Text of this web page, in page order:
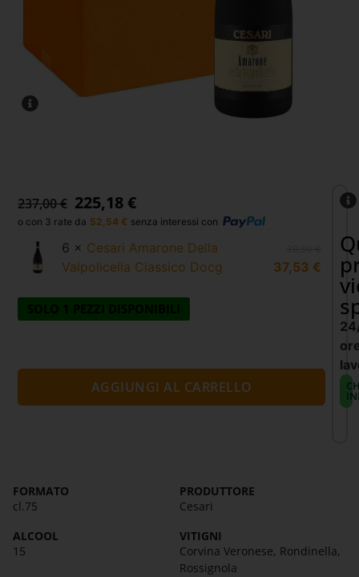
237,00€ 225,18 €
o con 3 rate da 52,54 € senza interessi con
6 × Cesari Amarone Della
Valpolicella Classico Docg
37,53 €
SOLO 1 PEZZI DISPONIBILI
AGGIUNGI AL CARRELLO
FORMATO
cl.75
PRODUTTORE
Cesari
ALCOOL
15
VITIGNI
Corvina Veronese, Rondinella,
Rossignola